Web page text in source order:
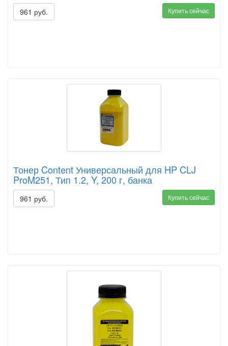
961 руб. Купить сейчас
Тонер Content Универсальный для HP CLJ
ProM251, Тип 1.2, Y, 200 г, банка
961 руб. Купить сейчас